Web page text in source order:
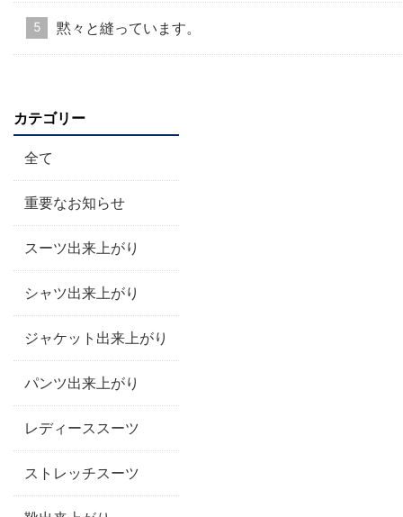
黙々と縫っています。
カテゴリー
全て
重要なお知らせ
スーツ出来上がり
シャツ出来上がり
ジャケット出来上がり
パンツ出来上がり
レディーススーツ
ストレッチスーツ